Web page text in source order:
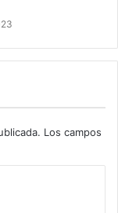
Los campos